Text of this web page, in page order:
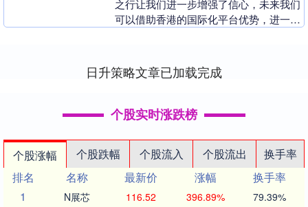
之行让我们进一步增强了信心，未来我们
可以借助香港的国际化平台优势，进一步
日升策略文章已加载完成
个股实时涨跌榜
个股涨幅 个股跌幅 个股流入 个股流出
换手率
排名
名称 最新价 涨幅
换手率
1
N展芯 116.52 396.89% 79.39%